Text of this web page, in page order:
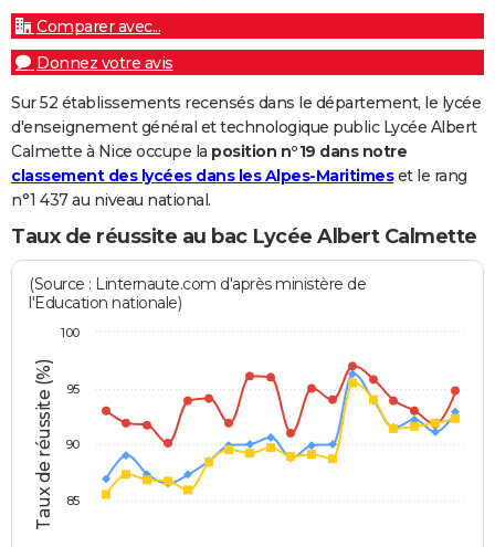
Comparer avec...
Donnez votre avis
Sur 52 établissements recensés dans le département, le lycée
d'enseignement général et technologique public Lycée Albert
Calmette à Nice occupe la position n°19 dans notre
classement des lycées dans les Alpes-Maritimeset le rang
n°1 437 au niveau national.
Taux de réussite au bac Lycée Albert Calmette
Taux de réussite (%)
(Source : Linternaute.com d'après ministère de
l'Education nationale)
85
90
95
100